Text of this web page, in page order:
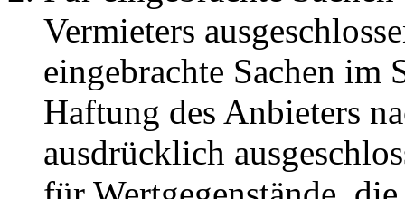
Vermieters
eingebrachte Sachen
Haftung des Anbieters
ausdrücklich